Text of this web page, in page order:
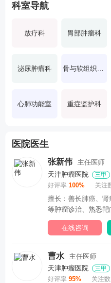
科室导航
放疗科 胃部肿瘤科
泌尿肿瘤科 骨与软组织肿瘤科
心肺功能室 重症监护科
医院医生
张新伟
主任医师
天津肿瘤医院
三甲
好评率100% 关注
擅长：善长肺癌、
等肿瘤诊治、熟悉靶
读、...
在线咨询
曹水
主任医师
天津肿瘤医院
三甲
好评率95% 关注数